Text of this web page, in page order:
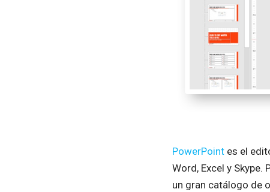
PowerPoint es el
Word, Excel y
un gran catálogo de